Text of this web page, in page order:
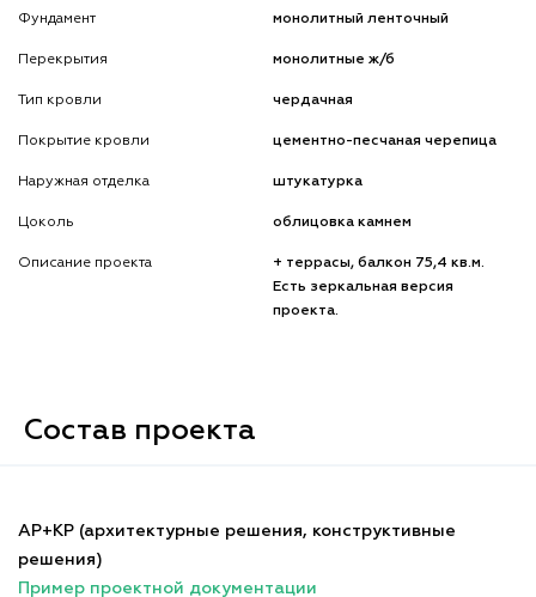
Фундамент монолитный ленточный
Перекрытия монолитные ж/б
Тип кровли чердачная
Покрытие кровли цементно-песчаная черепица
Наружная отделка штукатурка
Цоколь облицовка камнем
Описание проекта
+ террасы, балкон 75,4 кв.м.
Есть зеркальная версия
проекта.
Состав проекта
АР+КР (архитектурные решения, конструктивные
решения)
Пример проектной документации